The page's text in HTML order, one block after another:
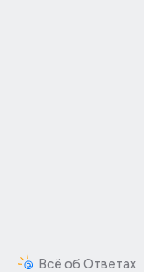
Всё об Ответах